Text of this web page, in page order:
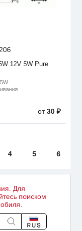
12V 5W Pure
от30 ₽
4 5 6
Для
поиском